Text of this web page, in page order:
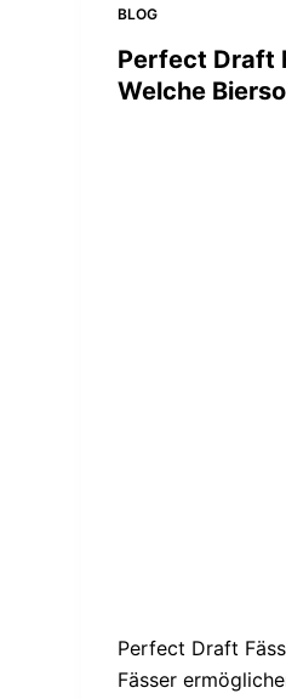
BLOG
Perfect Draft
Welche
Perfect Draft
Fässer